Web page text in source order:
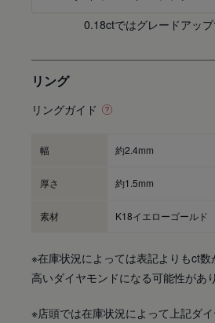
0.18ctではグレードアッ
リング
リングガイド
幅 約2.4mm
厚さ 約1.5mm
素材 K18イエローゴールド
※在庫状況によっては表記よりもct
高いダイヤモンドになる可能性があり
※店頭では在庫状況によって上記ダ